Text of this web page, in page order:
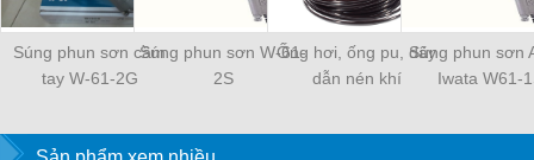
Súng phun sơn cầm
tay W-61-2G
Súng phun sơn W-61-
2S
Ống hơi, ống pu, dây
dẫn nén khí
Súng phun sơn
Iwata W61-